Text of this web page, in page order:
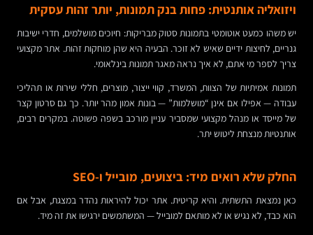
ויזואליה אותנטית: פחות בנק תמונות, יותר זהות עסקית
יש משהו כמעט אוטומטי בתמונות סטוק מבריקות: חיוכים מושלמים, חדרי ישיבות
גנריים, לחיצות ידיים שאיש לא זוכר. הבעיה היא שהן מוחקות זהות. אתר מקצועי
צריך לספר מי אתם, לא איך נראה מאגר תמונות בינלאומי.
תמונות אמיתיות של הצוות, המשרד, קווי ייצור, מוצרים, חללי שירות או תהליכי
עבודה — אפילו אם אינן “מושלמות” — בונות אמון מהר יותר. כך גם סרטון קצר
של מייסד או מנהל מקצועי שמסביר עניין מורכב בשפה פשוטה. במקרים רבים,
אותנטיות מנצחת ליטוש יתר.
החלק שלא רואים מיד: ביצועים, מובייל ו-SEO
כאן נמצאת התשתית. והיא קריטית. אתר יכול להיראות נהדר במצגת, אבל אם
הוא כבד, לא נגיש או לא מותאם למובייל — המשתמשים ירגישו את זה מיד.